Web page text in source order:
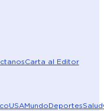
Carta al Editor
USAMundoDeportesSalud